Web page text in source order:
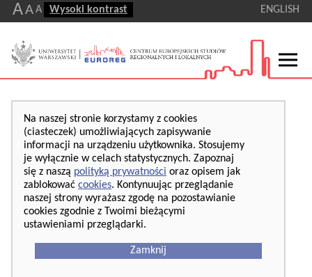
AA A Wysoki kontrast ENGLISH
Na naszej stronie korzystamy z cookies
(ciasteczek) umożliwiających zapisywanie
informacji na urządzeniu użytkownika. Stosujemy
je wyłącznie w celach statystycznych. Zapoznaj
się z naszą polityką prywatności oraz opisem jak
zablokować cookies. Kontynuując przeglądanie
naszej strony wyrażasz zgodę na pozostawianie
cookies zgodnie z Twoimi bieżącymi
ustawieniami przeglądarki.
Zamknij